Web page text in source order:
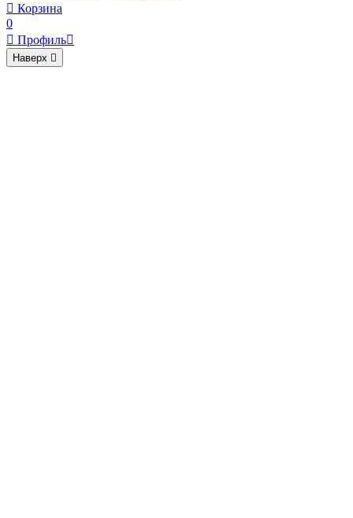
 Корзина
0
 Профиль
Наверх 